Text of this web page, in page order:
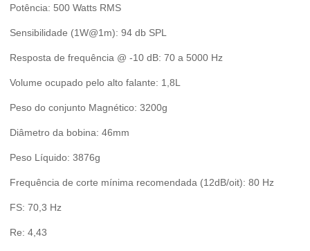
Potência: 500 Watts RMS
Sensibilidade (1W@1m): 94 db SPL
Resposta de frequência @ -10 dB: 70 a 5000 Hz
Volume ocupado pelo alto falante: 1,8L
Peso do conjunto Magnético: 3200g
Diâmetro da bobina: 46mm
Peso Líquido: 3876g
Frequência de corte mínima recomendada (12dB/oit): 80 Hz
FS: 70,3 Hz
Re: 4,43